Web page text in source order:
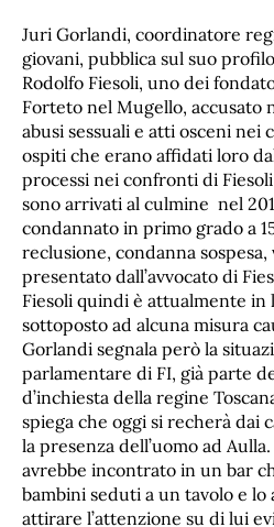
Juri Gorlandi, coordinatore
giovani, pubblica sul suo
Rodolfo Fiesoli, uno dei
Forteto nel Mugello, accusato
abusi sessuali e atti osceni nei
ospiti che erano affidati loro
processi nei confronti di
sono arrivati al culmine nel
condannato in primo grado a
reclusione, condanna
presentato dall’avvocato di
Fiesoli quindi è attualmente in
sottoposto ad alcuna misura
Gorlandi segnala però la
parlamentare di FI, già parte
d’inchiesta della regine
spiega che oggi si recherà dai
la presenza dell’uomo ad
avrebbe incontrato in un bar
bambini seduti a un tavolo e
attirare l’attenzione su di lui